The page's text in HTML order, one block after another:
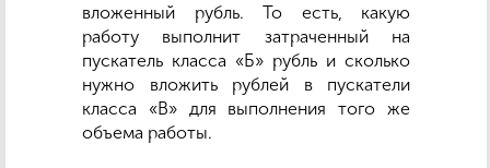
вложенный рубль. То есть, какую
работу выполнит затраченный на
пускатель класса «Б» рубль и сколько
нужно вложить рублей в пускатели
класса «В» для выполнения того же
объема работы.